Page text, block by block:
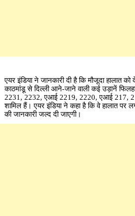
एयर इंडिया ने जानकारी दी है कि मौजूदा हालात
काठमांडू से दिल्ली आने-जाने वाली कई उड़ानें
2231, 2232, एआई 2219, 2220, एआई 217,
शामिल हैं। एयर इंडिया ने कहा है कि वे हालात पर
की जानकारी जल्द दी जाएगी।